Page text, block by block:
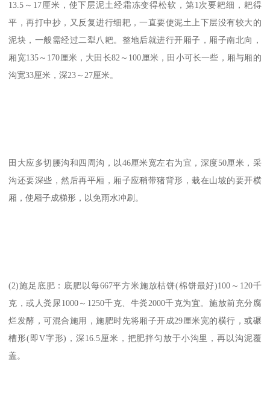
13.5～17厘米，使下层泥土经霜冻变得松软，第1次要耙细，耙得
平，再打中抄，又反复进行细耙，一直要使泥土上下层没有较大的
泥块，一般需经过二犁八耙。整地后就进行开厢子，厢子南北向，
厢宽135～170厘米，大田长82～100厘米，田小可长一些，厢与厢的
沟宽33厘米，深23～27厘米。
田大应多切腰沟和四周沟，以46厘米宽左右为宜，深度50厘米，采
沟还要深些，然后再平厢，厢子应稍带猪背形，栽在山坡的要开横
厢，使厢子成梯形，以免雨水冲刷。
(2)施足底肥：底肥以每667平方米施放枯饼(棉饼最好)100～120千
克，或人粪尿1000～1250千克、牛粪2000千克为宜。施放前充分腐
烂发酵，可混合施用，施肥时先将厢子开成29厘米宽的横行，或碾
槽形(即V字形)，深16.5厘米，把肥拌匀放于小沟里，再以沟泥覆
盖。